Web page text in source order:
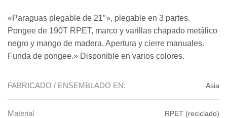
«Paraguas plegable de 21″», plegable en 3 partes.
Pongee de 190T RPET, marco y varillas chapado metálico
negro y mango de madera. Apertura y cierre manuales.
Funda de pongee.» Disponible en varios colores.
FABRICADO / ENSEMBLADO EN: Asia
Material RPET (reciclado)